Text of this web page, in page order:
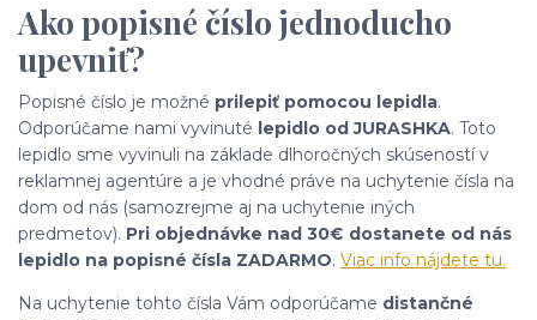
Ako popisné číslo jednoducho
upevniť?
Popisné číslo je možné prilepiť pomocou lepidla.
Odporúčame nami vyvinuté lepidlo od JURASHKA. Toto
lepidlo sme vyvinuli na základe dlhoročných skúseností v
reklamnej agentúre a je vhodné práve na uchytenie čísla na
dom od nás (samozrejme aj na uchytenie iných
predmetov). Pri objednávke nad 30€ dostanete od nás
lepidlo na popisné čísla ZADARMO. Viac info nájdete tu.
Na uchytenie tohto čísla Vám odporúčame distančné